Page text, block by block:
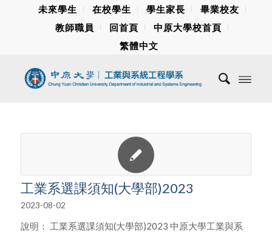
未來學生 在校學生 學生家長
畢業校友
教師職員
回首頁
中原大學校首頁
繁體中文
工業系選課須知(大學部)2023
2023-08-02
說明： 工業系選課須知(大學部)2023 中原大學工業與系